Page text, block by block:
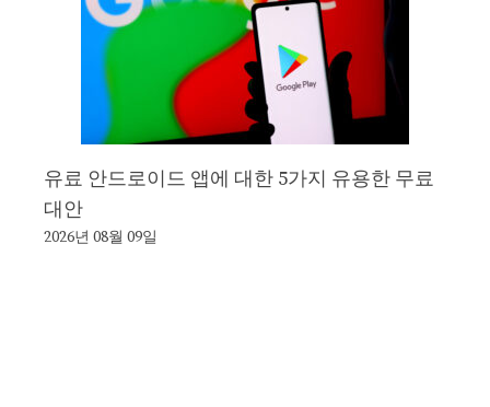
유료 안드로이드 앱에 대한 5가지 유용한 무료
대안
2026년 08월 09일